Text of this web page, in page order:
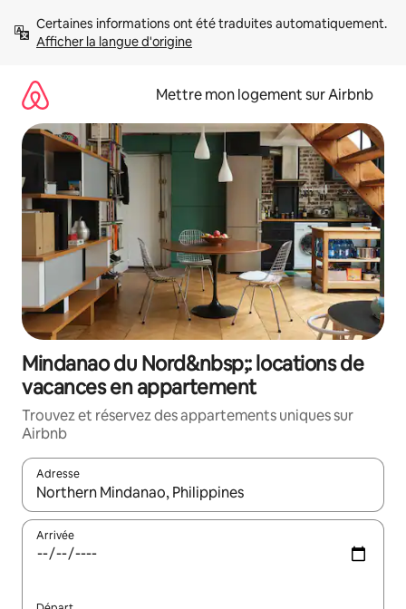
directement
Afficher la langue d'origine
Mettre mon logement sur Airbnb
Mindanao du Nord&nbsp;: locations de
vacances en appartement
Trouvez et réservez des appartements uniques sur
Airbnb
Adresse
Lorsque les résultats s'affichent, utilisez les flèches vers le
Arrivée